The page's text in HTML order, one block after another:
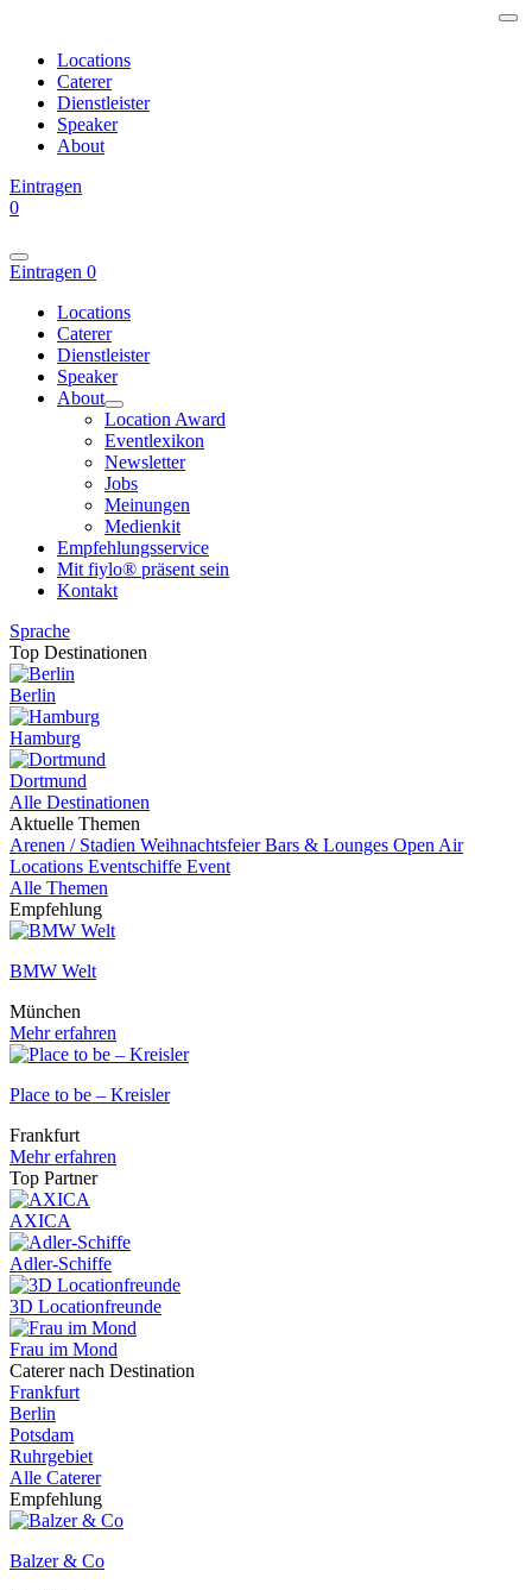
Locations
Caterer
Dienstleister
Speaker
About
Eintragen
0
Eintragen 0
Locations
Caterer
Dienstleister
Speaker
About
Location Award
Eventlexikon
Newsletter
Jobs
Meinungen
Medienkit
Empfehlungsservice
Mit fiylo® präsent sein
Kontakt
Sprache
Top Destinationen
Berlin
Hamburg
Dortmund
Alle Destinationen
Aktuelle Themen
Arenen / Stadien WeihnachtsfeierBars & Lounges Open Air
Locations Eventschiffe Event
Alle Themen
Empfehlung
BMW Welt
München
Mehr erfahren
Place to be – Kreisler
Frankfurt
Mehr erfahren
Top Partner
AXICA
Adler-Schiffe
3D Locationfreunde
Frau im Mond
Caterer nach Destination
Frankfurt
Berlin
Potsdam
Ruhrgebiet
Alle Caterer
Empfehlung
Balzer & Co